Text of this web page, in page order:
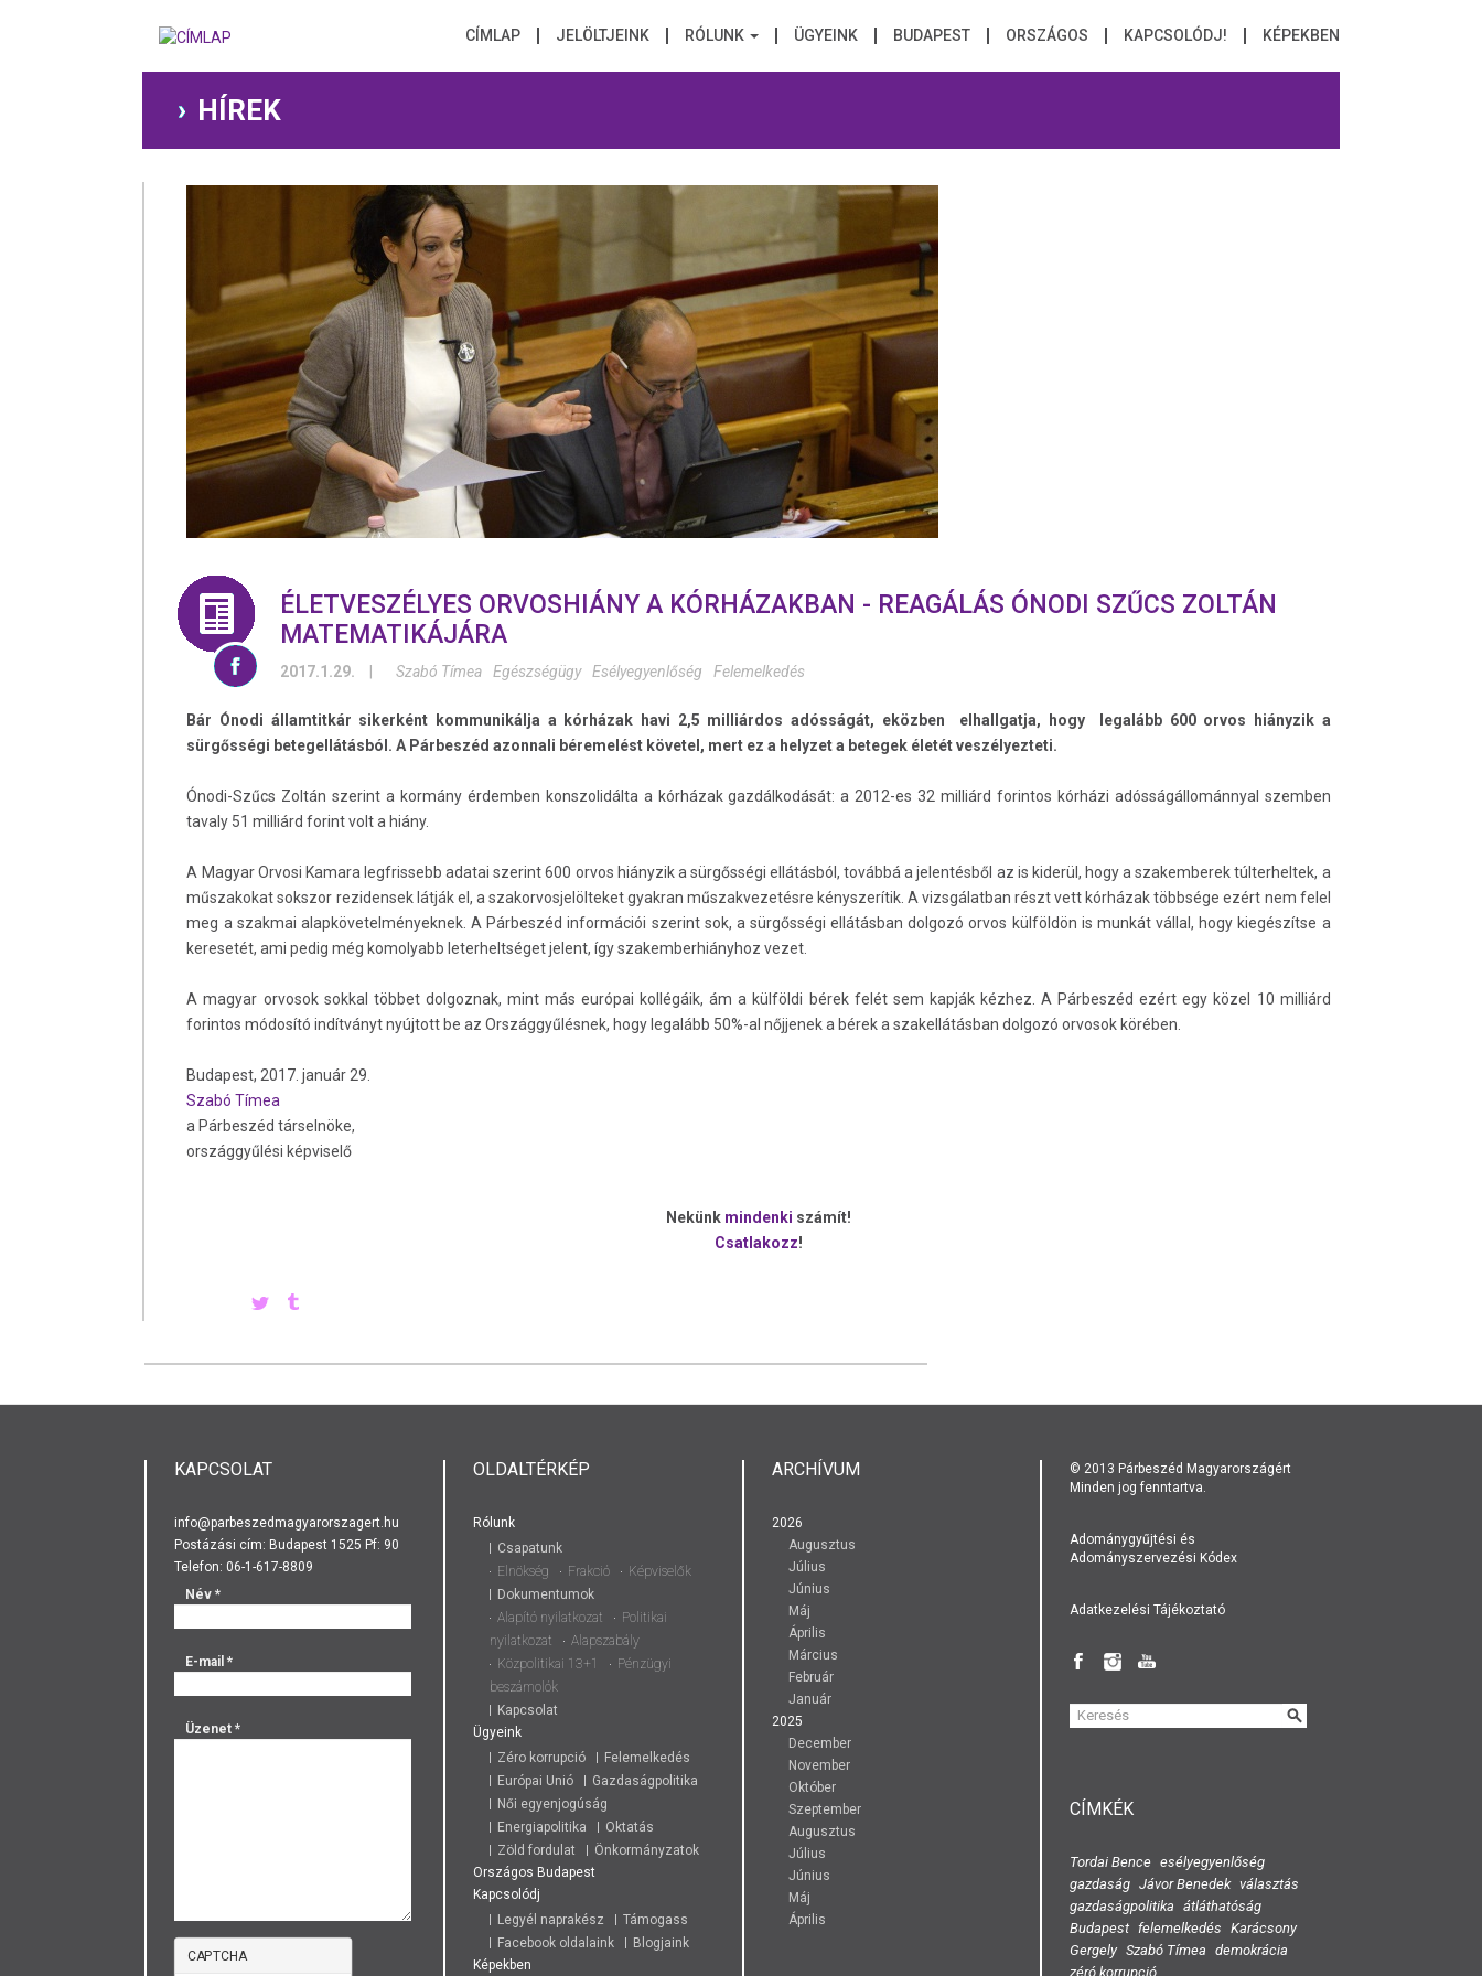
CÍMLAP JELÖLTJEINK RÓLUNK ÜGYEINK BUDAPEST ORSZÁGOS KAPCSOLÓDJ! KÉPEKBEN
HÍREK
ÉLETVESZÉLYES ORVOSHIÁNY A KÓRHÁZAKBAN - REAGÁLÁS ÓNODI SZŰCS ZOLTÁN
MATEMATIKÁJÁRA
2017.1.29. Szabó Tímea Egészségügy Esélyegyenlőség Felemelkedés
Bár Ónodi államtitkár sikerként kommunikálja a kórházak havi 2,5 milliárdos adósságát, eközben elhallgatja, hogy legalább 600 orvos hiányzik a
sürgősségi betegellátásból. A Párbeszéd azonnali béremelést követel, mert ez a helyzet a betegek életét veszélyezteti.
Ónodi-Szűcs Zoltán szerint a kormány érdemben konszolidálta a kórházak gazdálkodását: a 2012-es 32 milliárd forintos kórházi adósságállománnyal szemben
tavaly 51 milliárd forint volt a hiány.
A Magyar Orvosi Kamara legfrissebb adatai szerint 600 orvos hiányzik a sürgősségi ellátásból, továbbá a jelentésből az is kiderül, hogy a szakemberek túlterheltek, a
műszakokat sokszor rezidensek látják el, a szakorvosjelölteket gyakran műszakvezetésre kényszerítik. A vizsgálatban részt vett kórházak többsége ezért nem felel
meg a szakmai alapkövetelményeknek. A Párbeszéd információi szerint sok, a sürgősségi ellátásban dolgozó orvos külföldön is munkát vállal, hogy kiegészítse a
keresetét, ami pedig még komolyabb leterheltséget jelent, így szakemberhiányhoz vezet.
A magyar orvosok sokkal többet dolgoznak, mint más európai kollégáik, ám a külföldi bérek felét sem kapják kézhez. A Párbeszéd ezért egy közel 10 milliárd
forintos módosító indítványt nyújtott be az Országgyűlésnek, hogy legalább 50%-al nőjjenek a bérek a szakellátásban dolgozó orvosok körében.
Budapest, 2017. január 29.
Szabó Tímea
a Párbeszéd társelnöke,
országgyűlési képviselő
Nekünk mindenki számít!
Csatlakozz!
KAPCSOLAT
info@parbeszedmagyarorszagert.hu
Postázási cím: Budapest 1525 Pf: 90
Telefon: 06-1-617-8809
Név *
E-mail *
Üzenet *
CAPTCHA
OLDALTÉRKÉP
Rólunk
Csapatunk
Elnökség
Frakció
Képviselők
Dokumentumok
Alapító nyilatkozat
Politikai
nyilatkozat
Alapszabály
Közpolitikai 13+1
Pénzügyi
beszámolók
Kapcsolat
Ügyeink
Zéro korrupció
Felemelkedés
Európai Unió
Gazdaságpolitika
Női egyenjogúság
Energiapolitika
Oktatás
Zöld fordulat
Önkormányzatok
Országos Budapest
Kapcsolódj
Legyél naprakész
Támogass
Facebook oldalaink
Blogjaink
Képekben
ARCHÍVUM
2026
Augusztus
Július
Június
Máj
Április
Március
Február
Január
2025
December
November
Október
Szeptember
Augusztus
Július
Június
Máj
Április
© 2013 Párbeszéd Magyarországért
Minden jog fenntartva.
Adománygyűjtési és
Adományszervezési Kódex
Adatkezelési Tájékoztató
KERESÉS
ŰRLAP
CÍMKÉK
Tordai Bence esélyegyenlőség
gazdaság Jávor Benedek választás
gazdaságpolitika átláthatóság
Budapest felemelkedés Karácsony
Gergely Szabó Tímea demokrácia
zéró korrupció